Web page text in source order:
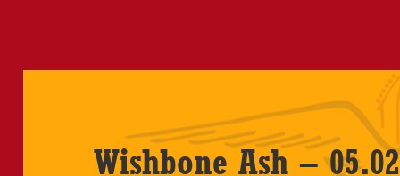
Wishbone Ash –